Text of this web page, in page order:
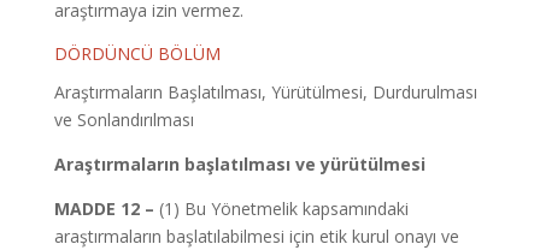
araştırmaya izin vermez.
DÖRDÜNCÜ BÖLÜM
Araştırmaların Başlatılması, Yürütülmesi, Durdurulması
ve Sonlandırılması
Araştırmaların başlatılması ve yürütülmesi
MADDE 12 – (1) Bu Yönetmelik kapsamındaki
araştırmaların başlatılabilmesi için etik kurul onayı ve